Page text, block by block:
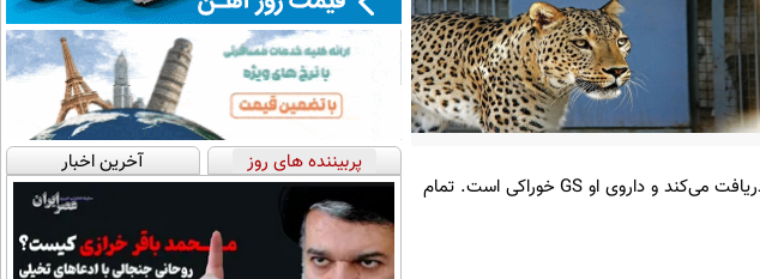
«پلنگ دماوند به FIP یا کروناویروس گربه‌سانان مبتلاست. دارو‌های لازم را که دریافت می‌کند و داروی او GS خوراکی است. تمام
پربیننده های روز آخرین اخبار